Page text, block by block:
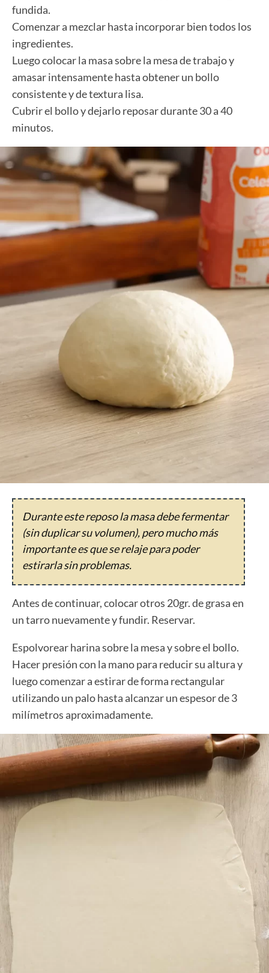
fundida.
Comenzar a mezclar hasta incorporar bien todos los
ingredientes.
Luego colocar la masa sobre la mesa de trabajo y
amasar intensamente hasta obtener un bollo
consistente y de textura lisa.
Cubrir el bollo y dejarlo reposar durante 30 a 40
minutos.
Durante este reposo la masa debe fermentar
(sin duplicar su volumen), pero mucho más
importante es que se relaje para poder
estirarla sin problemas.
Antes de continuar, colocar otros 20gr. de grasa en
un tarro nuevamente y fundir. Reservar.
Espolvorear harina sobre la mesa y sobre el bollo.
Hacer presión con la mano para reducir su altura y
luego comenzar a estirar de forma rectangular
utilizando un palo hasta alcanzar un espesor de 3
milímetros aproximadamente.